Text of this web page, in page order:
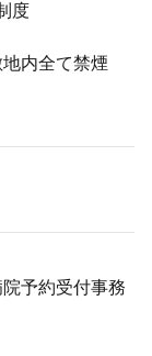
度
内全て禁煙
予約受付事務